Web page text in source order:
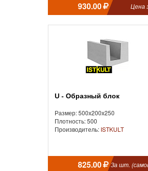
930.00 Цена
U - Образный блок
Размер: 500x200x250
Плотность: 500
Производитель: ISTKULT
825.00 За шт.